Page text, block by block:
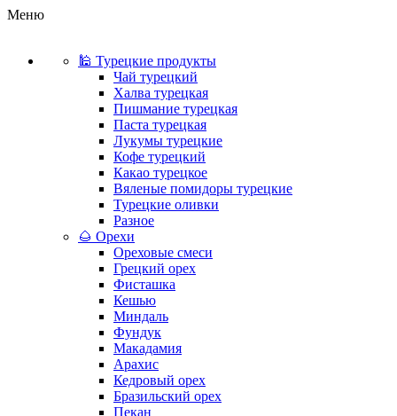
Меню
🕌 Турецкие продукты
Чай турецкий
Халва турецкая
Пишмание турецкая
Паста турецкая
Лукумы турецкие
Кофе турецкий
Какао турецкое
Вяленые помидоры турецкие
Турецкие оливки
Разное
🌰 Орехи
Ореховые смеси
Грецкий орех
Фисташка
Кешью
Миндаль
Фундук
Макадамия
Арахис
Кедровый орех
Бразильский орех
Пекан